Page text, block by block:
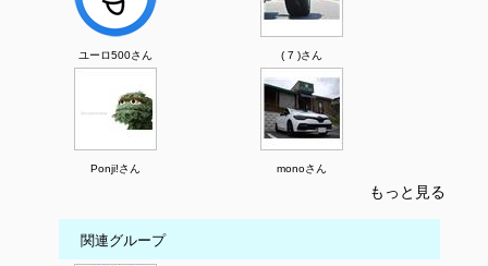
ユーロ500さん ( 7 )さん
Ponji!さん monoさん
もっと見る
関連グループ